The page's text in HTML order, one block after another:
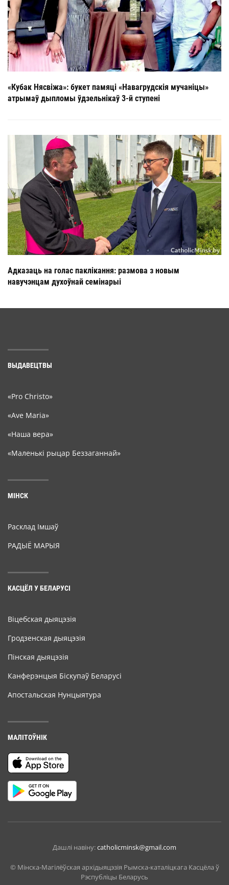
«Кубак Нясвіжа»: букет памяці «Навагрудскія мучаніцы»
атрымаў дыпломы ўдзельнікаў 3-й ступені
Адказаць на голас паклікання: размова з новым
навучэнцам духоўнай семінарыі
ВЫДАВЕЦТВЫ
«Pro Christo»
«Ave Maria»
«Наша вера»
«Маленькі рыцар Беззаганнай»
МІНСК
Расклад Імшаў
РАДЫЁ МАРЫЯ
КАСЦЁЛ У БЕЛАРУСІ
Віцебская дыяцэзія
Гродзенская дыяцэзія
Пінская дыяцэзія
Канферэнцыя Біскупаў Беларусі
Апостальская Нунцыятура
МАЛІТОЎНІК
Дашлі навіну:catholicminsk@gmail.com
© Мiнска-Магiлёўская архiдыяцэзiя Рымска-каталіцкага Касцёла ў
Рэспубліцы Беларусь